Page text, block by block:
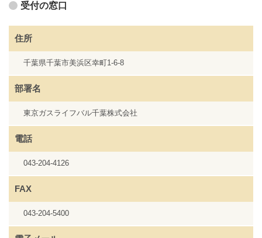
受付の窓口
住所
千葉県千葉市美浜区幸町1-6-8
部署名
東京ガスライフバル千葉株式会社
電話
043-204-4126
FAX
043-204-5400